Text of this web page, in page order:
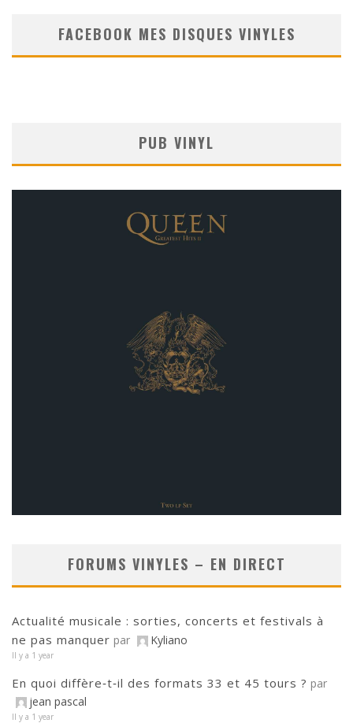
FACEBOOK MES DISQUES VINYLES
PUB VINYL
FORUMS VINYLES – EN DIRECT
Actualité musicale : sorties, concerts et festivals à
ne pas manquer par Kyliano
Il y a 1 year
En quoi diffère‑t‑il des formats 33 et 45 tours ? par
jean pascal
Il y a 1 year